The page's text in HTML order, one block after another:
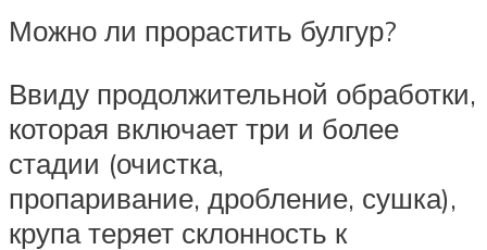
Можно ли прорастить булгур?
Ввиду продолжительной обработки,
которая включает три и более
стадии (очистка,
пропаривание, дробление, сушка),
крупа теряет склонность к